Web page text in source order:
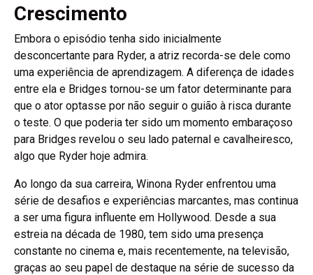
Crescimento
Embora o episódio tenha sido inicialmente
desconcertante para Ryder, a atriz recorda-se dele como
uma experiência de aprendizagem. A diferença de idades
entre ela e Bridges tornou-se um fator determinante para
que o ator optasse por não seguir o guião à risca durante
o teste. O que poderia ter sido um momento embaraçoso
para Bridges revelou o seu lado paternal e cavalheiresco,
algo que Ryder hoje admira.
Ao longo da sua carreira, Winona Ryder enfrentou uma
série de desafios e experiências marcantes, mas continua
a ser uma figura influente em Hollywood. Desde a sua
estreia na década de 1980, tem sido uma presença
constante no cinema e, mais recentemente, na televisão,
graças ao seu papel de destaque na série de sucesso da